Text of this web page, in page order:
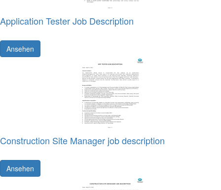
Application Tester Job Description
Ansehen
Construction Site Manager job description
Ansehen